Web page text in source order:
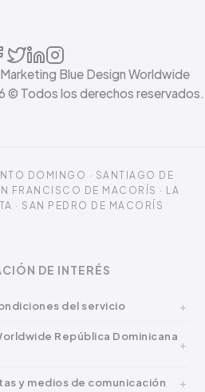
Blue Design Worldwide
© Todos los derechos reservados.
DOMINGO · SANTIAGO DE
FRANCISCO DE MACORÍS · LA
· SAN PEDRO DE MACORÍS
DE INTERÉS
del servicio
República Dominicana
y medios de comunicación